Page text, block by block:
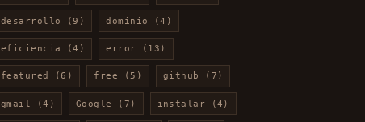
desarrollo (9) dominio (4)
eficiencia (4) error (13)
featured (6) free (5) github (7)
gmail (4) Google (7) instalar (4)